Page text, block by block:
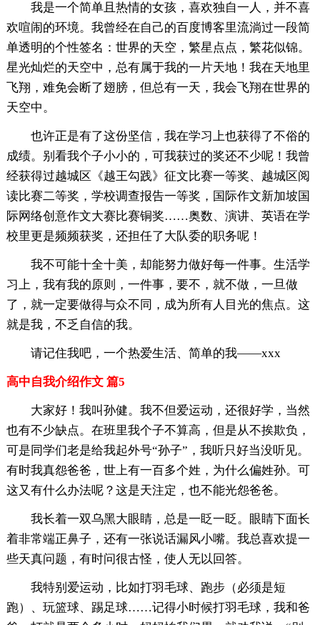
我是一个简单且热情的女孩，喜欢独自一人，并不喜
欢喧闹的环境。我曾经在自己的百度博客里流淌过一段简
单透明的个性签名：世界的天空，繁星点点，繁花似锦。
星光灿烂的天空中，总有属于我的一片天地！我在天地里
飞翔，难免会断了翅膀，但总有一天，我会飞翔在世界的
天空中。
也许正是有了这份坚信，我在学习上也获得了不俗的
成绩。别看我个子小小的，可我获过的奖还不少呢！我曾
经获得过越城区《越王勾践》征文比赛一等奖、越城区阅
读比赛二等奖，学校调查报告一等奖，国际作文新加坡国
际网络创意作文大赛比赛铜奖……奥数、演讲、英语在学
校里更是频频获奖，还担任了大队委的职务呢！
我不可能十全十美，却能努力做好每一件事。生活学
习上，我有我的原则，一件事，要不，就不做，一旦做
了，就一定要做得与众不同，成为所有人目光的焦点。这
就是我，不乏自信的我。
请记住我吧，一个热爱生活、简单的我——xxx
高中自我介绍作文 篇5
大家好！我叫孙健。我不但爱运动，还很好学，当然
也有不少缺点。在班里我个子不算高，但是从不挨欺负，
可是同学们老是给我起外号“孙子”，我听只好当没听见。
有时我真怨爸爸，世上有一百多个姓，为什么偏姓孙。可
这又有什么办法呢？这是天注定，也不能光怨爸爸。
我长着一双乌黑大眼睛，总是一眨一眨。眼睛下面长
着非常端正鼻子，还有一张说话漏风小嘴。我总喜欢提一
些天真问题，有时问很古怪，使人无以回答。
我特别爱运动，比如打羽毛球、跑步（必须是短
跑）、玩篮球、踢足球……记得小时候打羽毛球，我和爸